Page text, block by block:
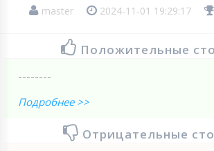
master 2024-11-01 19:29:17
Положительные
--------
Подробнее >>
Отрицательные